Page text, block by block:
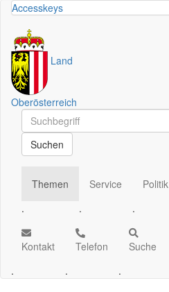
Accesskeys
Land
Oberösterreich
Schnellsuche
Schnellsuche
Suchen
Themen
.
Service
.
Politik
.
Kontakt
.
Telefon
.
Suche
.